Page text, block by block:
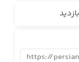
https://